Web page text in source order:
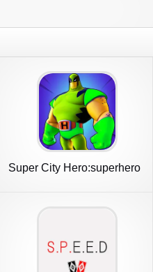
Super City Hero:superhero